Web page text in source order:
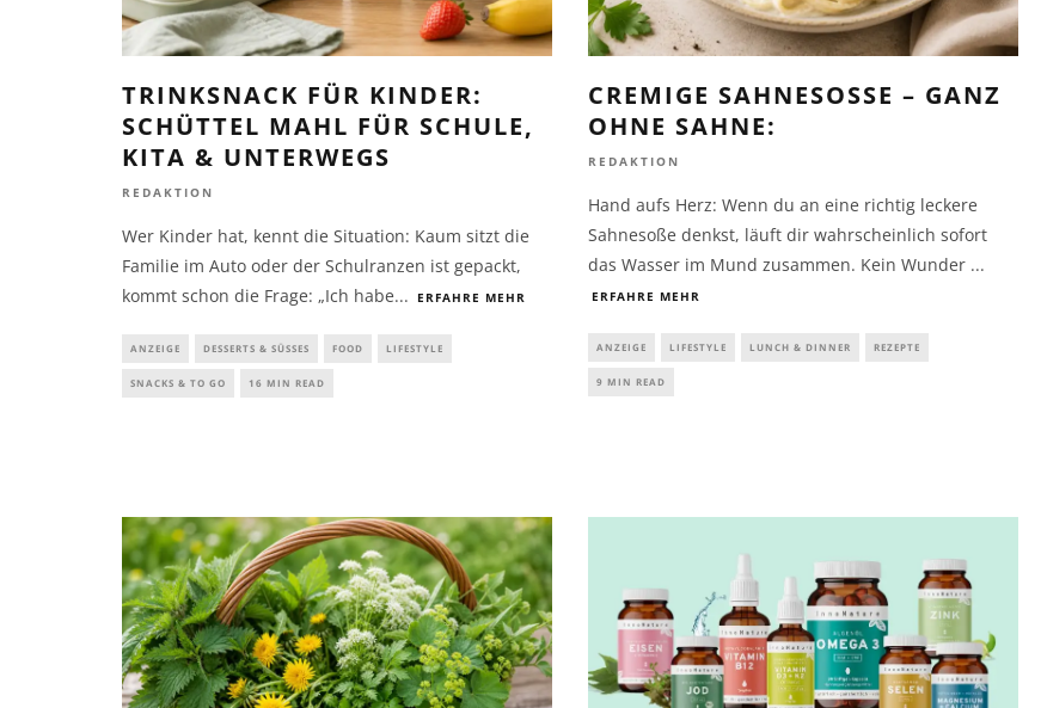
TRINKSNACK FÜR KINDER:
SCHÜTTEL MAHL FÜR SCHULE,
KITA & UNTERWEGS
REDAKTION
Wer Kinder hat, kennt die Situation: Kaum sitzt die
Familie im Auto oder der Schulranzen ist gepackt,
kommt schon die Frage: „Ich habe... ERFAHRE MEHR
ANZEIGE DESSERTS & SÜSSES FOOD LIFESTYLE
SNACKS & TO GO 16 MIN READ
CREMIGE SAHNESOSSE – GANZ O
HNE SAHNE:
REDAKTION
Hand aufs Herz: Wenn du an eine richtig leckere
Sahnesoße denkst, läuft dir wahrscheinlich sofort
das Wasser im Mund zusammen. Kein Wunder ...
ERFAHRE MEHR
ANZEIGE LIFESTYLE LUNCH & DINNER REZEPTE
9 MIN READ